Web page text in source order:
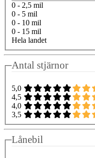
0 - 2,5 mil
0 - 5 mil
0 - 10 mil
0 - 15 mil
Hela landet
Antal stjärnor
5,0
4,5
4,0
3,5
Lånebil